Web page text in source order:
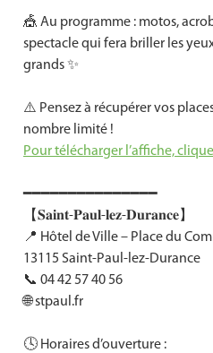
🎪 Au programme : motos,
spectacle qui fera briller les
grands ✨
⚠️ Pensez à récupérer vos
nombre limité !
Pour télécharger l’affiche,
━━━━━━━━━━━━━━━
【𝐒𝐚𝐢𝐧𝐭-𝐏𝐚𝐮𝐥-𝐥𝐞𝐳-𝐃𝐮𝐫𝐚𝐧𝐜𝐞】
📍 Hôtel de Ville – Place du
13115 Saint-Paul-lez-Durance
📞 04 42 57 40 56
🌐 stpaul.fr
🕓 Horaires d’ouverture :